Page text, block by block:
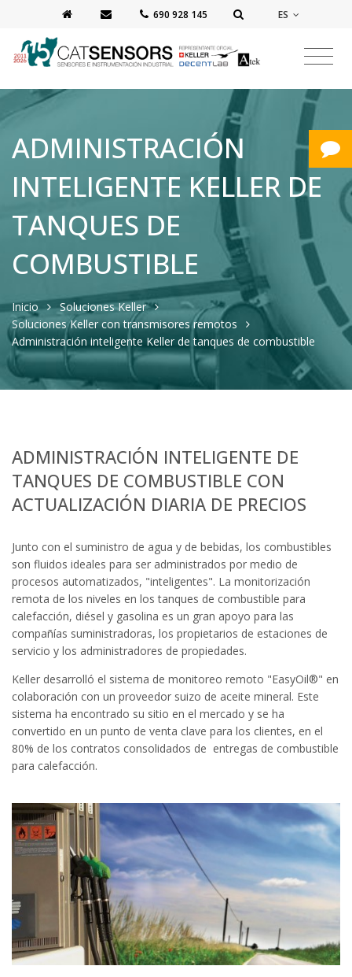
‭690 928 145‬ ES
ADMINISTRACIÓN
INTELIGENTE KELLER DE
TANQUES DE
COMBUSTIBLE
Inicio
Soluciones Keller
Soluciones Keller con transmisores remotos
Administración inteligente Keller de tanques de combustible
ADMINISTRACIÓN INTELIGENTE DE
TANQUES DE COMBUSTIBLE CON
ACTUALIZACIÓN DIARIA DE PRECIOS
Junto con el suministro de agua y de bebidas, los combustibles
son fluidos ideales para ser administrados por medio de
procesos automatizados, "inteligentes". La monitorización
remota de los niveles en los tanques de combustible para
calefacción, diésel y gasolina es un gran apoyo para las
compañías suministradoras, los propietarios de estaciones de
servicio y los administradores de propiedades.
Keller desarrolló el sistema de monitoreo remoto "EasyOil®" en
colaboración con un proveedor suizo de aceite mineral. Este
sistema ha encontrado su sitio en el mercado y se ha
convertido en un punto de venta clave para los clientes, en el
80% de los contratos consolidados de entregas de combustible
para calefacción.